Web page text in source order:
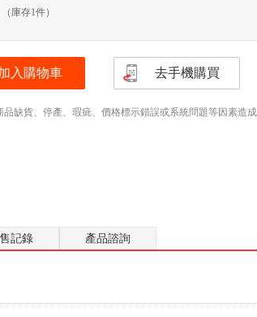
（庫存1件）
入購物車 去手機購買
缺貨、停產、瑕疵、價格標示錯誤或系統問題等因素造
記錄 產品諮詢